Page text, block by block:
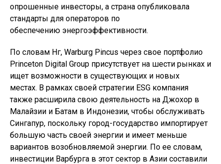
опрошенные инвесторы, а страна опубликовала
стандарты для операторов по
обеспечению энергоэффективности.
По словам Нг, Warburg Pincus через свое портфолио
Princeton Digital Group присутствует на шести рынках и
ищет возможности в существующих и новых
местах. В рамках своей стратегии ESG компания
также расширила свою деятельность на Джохор в
Малайзии и Батам в Индонезии, чтобы обслуживать
Сингапур, поскольку город-государство импортирует
большую часть своей энергии и имеет меньше
вариантов возобновляемой энергии. По ее словам,
инвестиции Варбурга в этот сектор в Азии составили